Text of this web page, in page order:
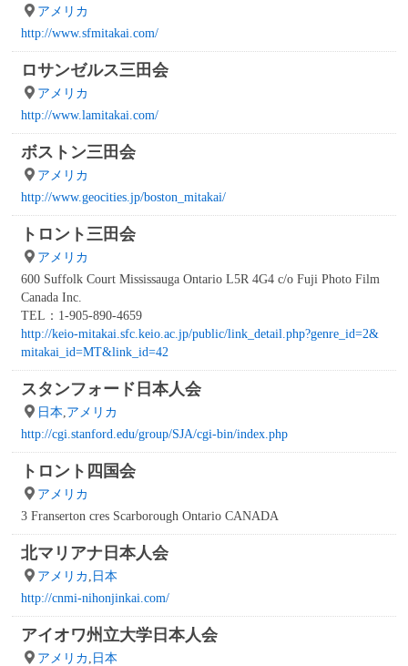
アメリカ
http://www.sfmitakai.com/
ロサンゼルス三田会
アメリカ
http://www.lamitakai.com/
ボストン三田会
アメリカ
http://www.geocities.jp/boston_mitakai/
トロント三田会
アメリカ
600 Suffolk Court Mississauga Ontario L5R 4G4 c/o Fuji Photo Film
Canada Inc.
TEL：1-905-890-4659
http://keio-mitakai.sfc.keio.ac.jp/public/link_detail.php?genre_id=2&
mitakai_id=MT&link_id=42
スタンフォード日本人会
日本 アメリカ
http://cgi.stanford.edu/group/SJA/cgi-bin/index.php
トロント四国会
アメリカ
3 Franserton cres Scarborough Ontario CANADA
北マリアナ日本人会
アメリカ 日本
http://cnmi-nihonjinkai.com/
アイオワ州立大学日本人会
アメリカ 日本